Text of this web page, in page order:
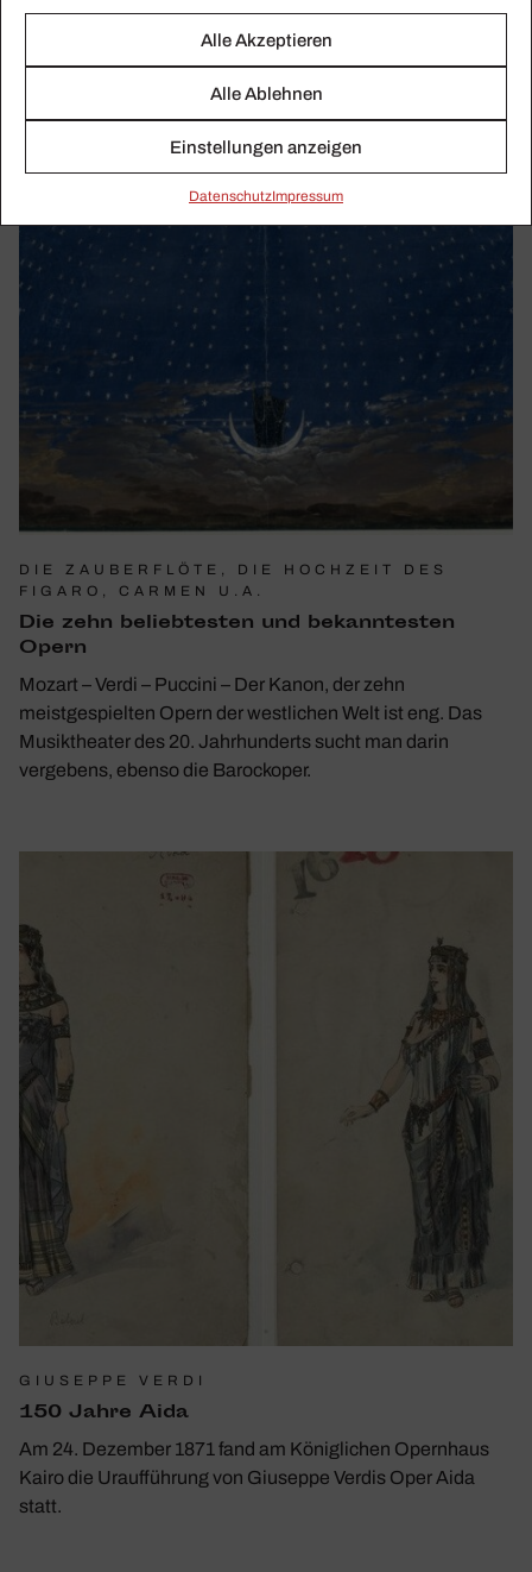
Alle Akzeptieren
Alle Ablehnen
Einstellungen anzeigen
Daten­schutzImpressum
DIE ZAUBERFLÖTE, DIE HOCHZEIT DES
FIGARO, CARMEN U.A.
Die zehn belieb­testen und bekann­testen
Opern
Mozart – Verdi – Puccini – Der Kanon, der zehn
meistgespielten Opern der westlichen Welt ist eng. Das
Musiktheater des 20. Jahrhunderts sucht man darin
vergebens, ebenso die Barockoper.
GIUSEPPE VERDI
150 Jahre Aida
Am 24. Dezember 1871 fand am Königlichen Opernhaus
Kairo die Uraufführung von Giuseppe Verdis Oper Aida
statt.